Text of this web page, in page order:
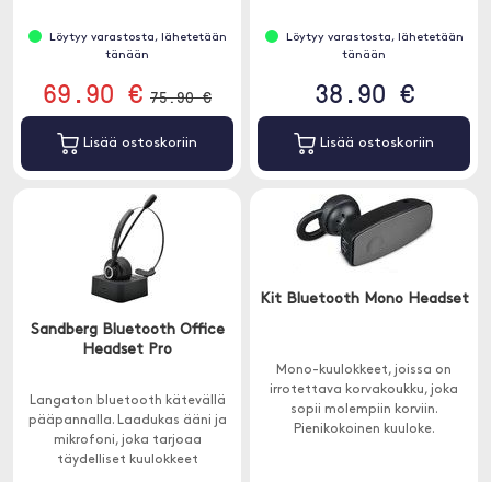
Löytyy varastosta, lähetetään
tänään
69.90 € 75.90 €
Lisää ostoskoriin
Löytyy varastosta, lähetetään
tänään
38.90 €
Lisää ostoskoriin
Sandberg Bluetooth Office
Headset Pro
Langaton bluetooth kätevällä
pääpannalla. Laadukas ääni ja
mikrofoni, joka tarjoaa
täydelliset kuulokkeet
Kit Bluetooth Mono Headset
Mono-kuulokkeet, joissa on
irrotettava korvakoukku, joka
sopii molempiin korviin.
Pienikokoinen kuuloke.